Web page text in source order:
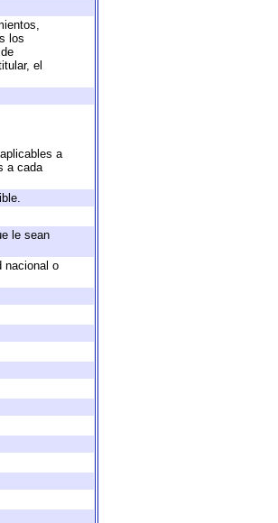
los
el
a
a cada
le sean
nacional o